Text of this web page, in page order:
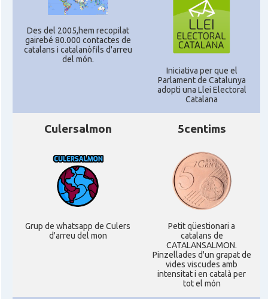
Casal Centre Català de Munic
Casal Centre Cultural Català de Colònia
Katalanischer Salon, e. V.
Acció
Oficina Exterior de Catalunya a
Stuttgart
Delegació Delegació del Govern a Alemanya
Consolat Consolat general a Dusseldorf
Consolat general a Frankfurt am Main
Des del 2005,hem recopilat
gairebé 80.000 contactes de
catalans i catalanòfils d'arreu
del món.
Iniciativa per que el
Parlament de Catalunya
adopti una Llei Electoral
Catalana
Culersalmon
Grup de whatsapp de Culers
d'arreu del mon
5centims
Petit qüestionari a
catalans de
CATALANSALMON.
Pinzellades d'un grapat de
vides viscudes amb
intensitat i en català per
tot el món